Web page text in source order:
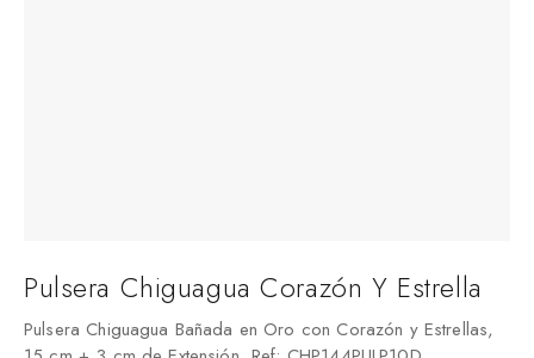
Pulsera Chiguagua Corazón Y Estrella
Pulsera Chiguagua Bañada en Oro con Corazón y Estrellas,